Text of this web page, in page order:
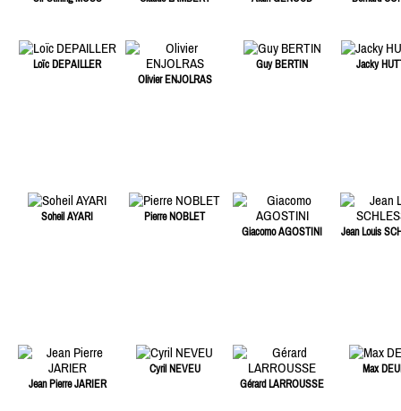
Loïc DEPAILLER
Olivier ENJOLRAS
Guy BERTIN Jacky
Soheil AYARI
Pierre NOBLET
Giacomo AGOSTINI
Jean Louis
Jean Pierre JARIER
Cyril NEVEU
Gérard LARROUSSE
Max